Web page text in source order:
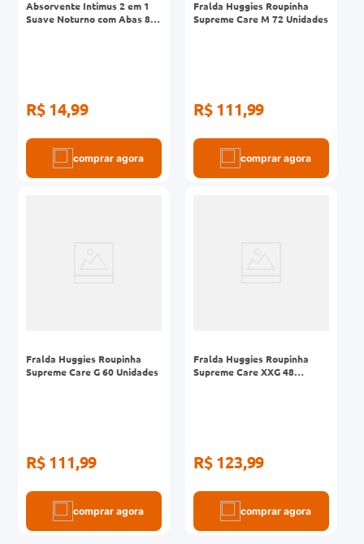
Absorvente Intimus 2 em 1
Suave Noturno com Abas 8
R$ 14,99
comprar agora
Fralda Huggies Roupinha
Supreme Care M 72 Unidades
R$ 111,99
comprar agora
Fralda Huggies Roupinha
Supreme Care G 60 Unidades
R$ 111,99
comprar agora
Fralda Huggies Roupinha
Supreme Care XXG 48
R$ 123,99
comprar agora